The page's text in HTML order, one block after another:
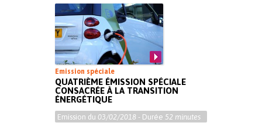
Emission spéciale
QUATRIÈME ÉMISSION SPÉCIALE
CONSACRÉE À LA TRANSITION
ÉNERGÉTIQUE
Emission du 03/02/2018 - Durée 52 minutes